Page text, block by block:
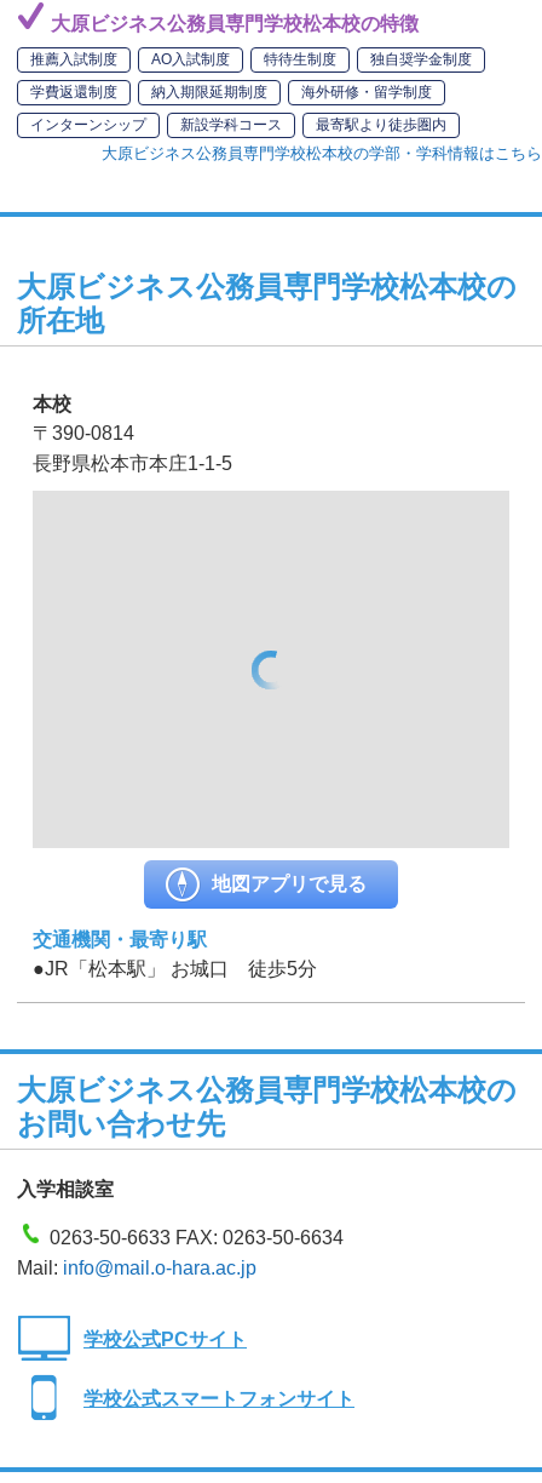
大原ビジネス公務員専門学校松本校の特徴
推薦入試制度 AO入試制度 特待生制度
独自奨学金制度
学費返還制度
納入期限延期制度
海外研修・留学制度
インターンシップ
新設学科コース 最寄駅より徒歩圏内
大原ビジネス公務員専門学校松本校の学部・学科情報はこちら
大原ビジネス公務員専門学校松本校の
所在地
本校
〒390-0814
長野県松本市本庄1-1-5
地図アプリで見る
交通機関・最寄り駅
●JR「松本駅」 お城口 徒歩5分
大原ビジネス公務員専門学校松本校の
お問い合わせ先
入学相談室
0263-50-6633 FAX: 0263-50-6634
Mail: info@mail.o-hara.ac.jp
学校公式PCサイト
学校公式スマートフォンサイト